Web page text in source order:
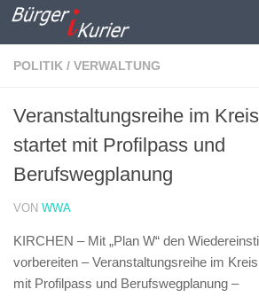
Zum Inhalt springen
POLITIK / VERWALTUNG
Veranstaltungsreihe im
startet mit Profilpass und
Berufswegplanung
VON WWA
KIRCHEN – Mit „Plan W“ den
vorbereiten – Veranstaltungsreihe im
mit Profilpass und Berufswegplanung –